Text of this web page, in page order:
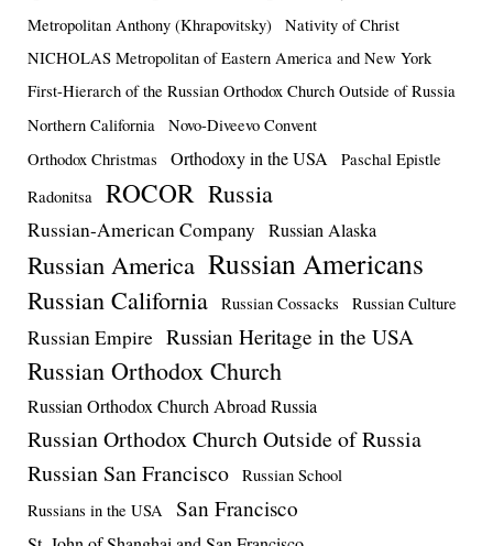
Metropolitan Anthony (Khrapovitsky)
Nativity of Christ
NICHOLAS Metropolitan of Eastern America and New York
First-Hierarch of the Russian Orthodox Church Outside of Russia
Northern California
Novo-Diveevo Convent
Orthodox Christmas
Orthodoxy in the USA
Paschal Epistle
Radonitsa
ROCOR Russia
Russian-American Company Russian Alaska
Russian America Russian Americans
Russian California Russian Cossacks Russian Culture
Russian Empire Russian Heritage in the USA
Russian Orthodox Church
Russian Orthodox Church Abroad Russia
Russian Orthodox Church Outside of Russia
Russian San Francisco
Russian School
Russians in the USA
San Francisco